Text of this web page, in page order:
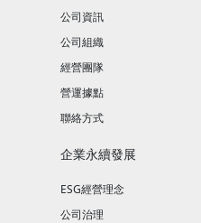
公司資訊
公司組織
經營團隊
營運據點
聯絡方式
企業永續發展
ESG經營理念
公司治理